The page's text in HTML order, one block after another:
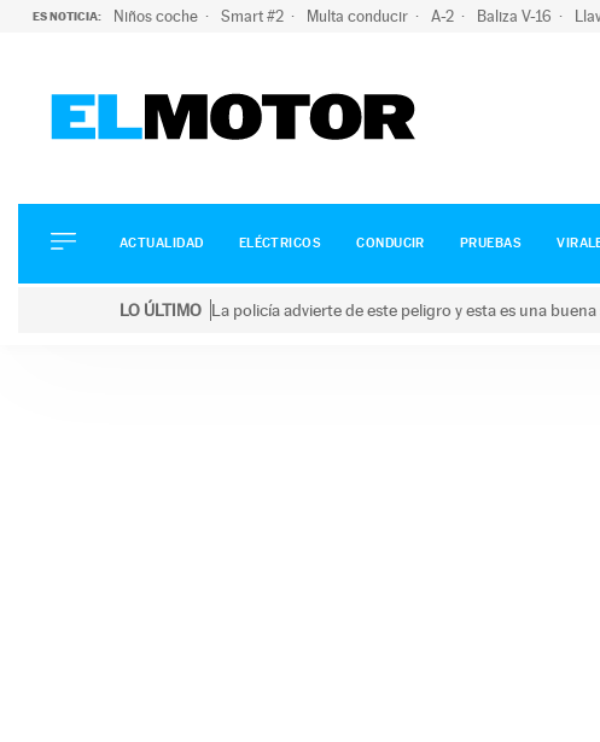
ES NOTICIA: Niños coche Smart #2 Multa conducir A-2 Baliza V-16
ELÉCTRICOS
CONDUCIR
ACTUALIDAD ELÉCTRICOS CONDUCIR PRUEBAS
LO ÚLTIMO La policía advierte de este peligro y esta es una